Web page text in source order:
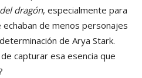
dragón, especialmente para
de menos personajes
de Arya Stark.
capturar esa esencia que